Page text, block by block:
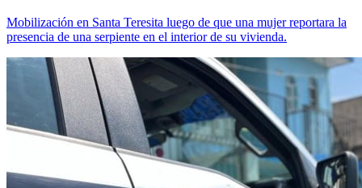
Mobilización en Santa Teresita luego de que una mujer reportara la
presencia de una serpiente en el interior de su vivienda.